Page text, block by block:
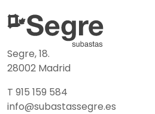
Segre, 18.
28002 Madrid
T 915 159 584
info@subastassegre.es